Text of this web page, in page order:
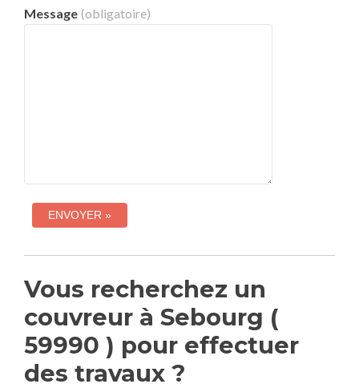
Message (obligatoire)
Vous recherchez un
couvreur à Sebourg (
59990 ) pour effectuer
des travaux ?